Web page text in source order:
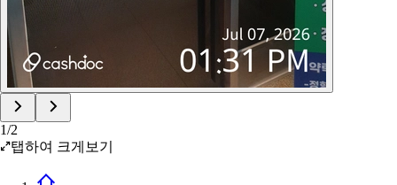
1/2
탭하여 크게보기